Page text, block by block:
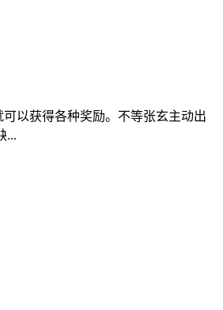
以获得各种奖励。不等张玄主动出
...